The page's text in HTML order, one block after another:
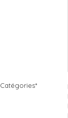
Catégories*